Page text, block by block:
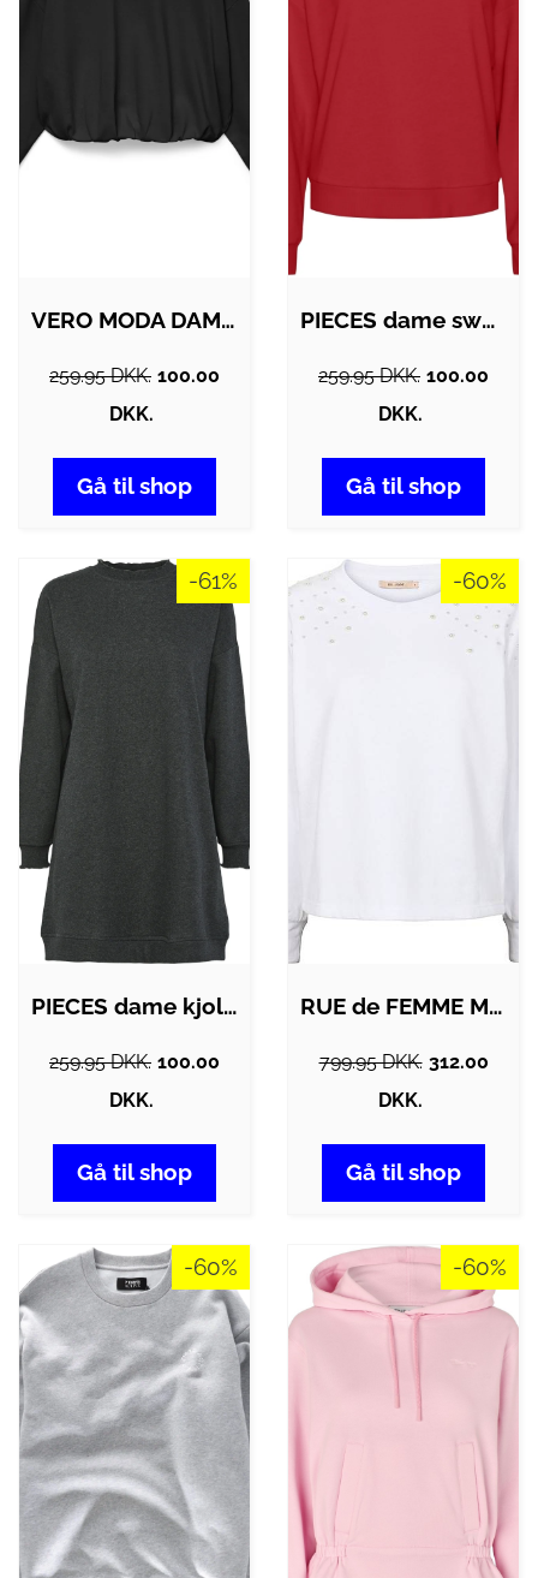
VERO MODA DAME SWEATSHIRT VMVIANA -…
259.95 DKK. 100.00
DKK.
Gå til shop
PIECES dame sweatshirt PCSKYLAR - High…
259.95 DKK. 100.00
DKK.
Gå til shop
-61%
PIECES dame kjole PCPATRICE - Dark Grey…
259.95 DKK. 100.00
DKK.
Gå til shop
-60%
RUE de FEMME Magnhild sweatshirt - Off…
799.95 DKK. 312.00
DKK.
Gå til shop
-60% -60%